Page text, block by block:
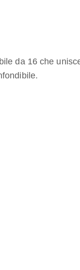
da 16 che